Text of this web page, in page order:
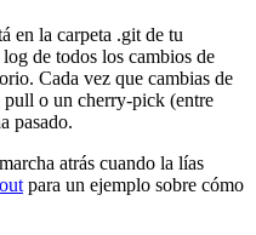
en la carpeta .git de tu
de todos los cambios de
Cada vez que cambias de
pull o un cherry-pick (entre
pasado.
atrás cuando la lías
para un ejemplo sobre cómo